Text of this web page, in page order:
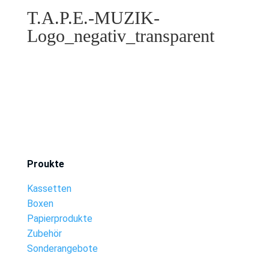
T.A.P.E.-MUZIK-
Logo_negativ_transparent
Proukte
Kassetten
Boxen
Papierprodukte
Zubehör
Sonderangebote